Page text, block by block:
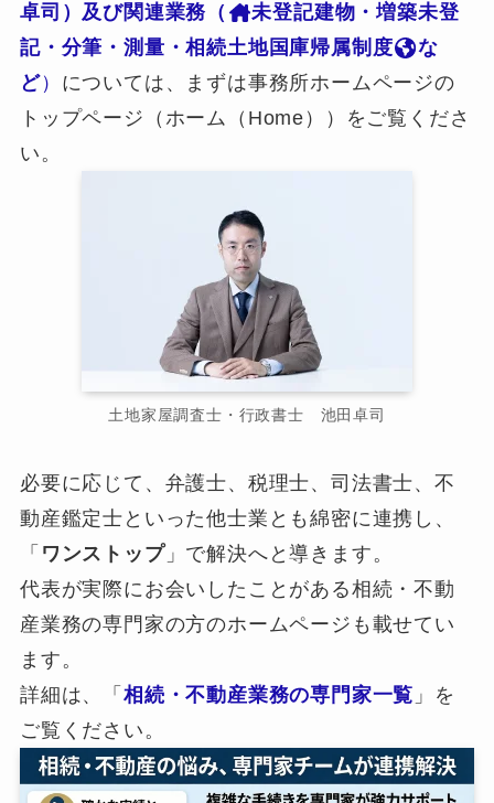
卓司）及び関連業務（
未登記建物・増築未登
記・分筆・測量・相続土地国庫帰属制度
な
ど） については、まずは事務所ホームページの
トップページ（ホーム（Home））をご覧くださ
い。
土地家屋調査士・行政書士 池田卓司
必要に応じて、弁護士、税理士、司法書士、不
動産鑑定士といった他士業とも綿密に連携し、
「 ワンストップ」で解決へと導きます。
代表が実際にお会いしたことがある相続・不動
産業務の専門家の方のホームページも載せてい
ます。
詳細は、「 相続・不動産業務の専門家一覧 」を
ご覧ください。